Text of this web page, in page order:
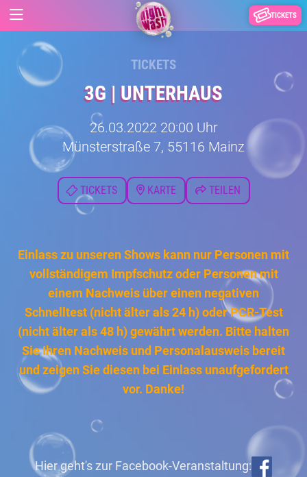
TICKETS
TICKETS
3G | UNTERHAUS
26.03.2022 20:00 Uhr
Münsterstraße 7, 55116 Mainz
TICKETS KARTE TEILEN
Einlass zu unseren Shows kann nur Personen mit
vollständigem Impfschutz oder Personen mit
einem Nachweis über einen negativen
Schnelltest (nicht älter als 24 h) oder PCR-Test
(nicht älter als 48 h) gewährt werden. Bitte halten
Sie Ihren Nachweis und Personalausweis bereit
und zeigen Sie diesen bei Einlass unaufgefordert
vor. Danke!
Hier geht's zur Facebook-Veranstaltung: